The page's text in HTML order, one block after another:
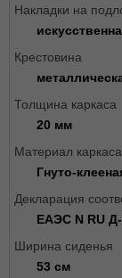
Накладки на
Крестовина
Толщина каркаса
20 мм
Материал каркаса
Гнуто-
Декларация
ЕАЭС N RU
Ширина сиденья
53 см